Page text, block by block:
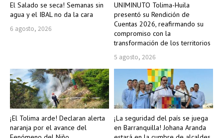
El Salado se seca! Semanas sin
agua y el IBAL no da la cara
6 agosto, 2026
UNIMINUTO Tolima-Huila
presentó su Rendición de
Cuentas 2026, reafirmando su
compromiso con la
transformación de los territorios
5 agosto, 2026
¡El Tolima arde! Declaran alerta
naranja por el avance del
¡La seguridad del país se juega
en Barranquilla! Johana Aranda